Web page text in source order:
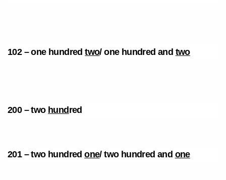
102 – one hundredtwo/ one hundred and two
200 – two hund red
201 – two hundredone/ two hundred and one